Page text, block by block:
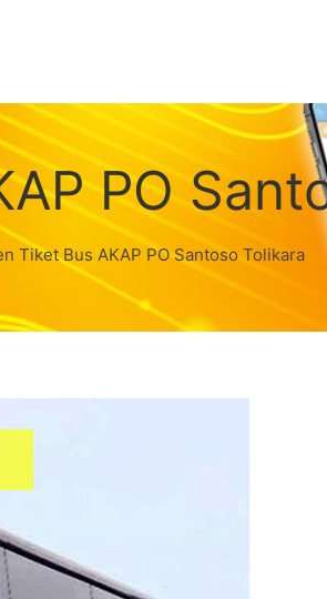
PO
Tiket Bus AKAP PO Santoso Tolikara